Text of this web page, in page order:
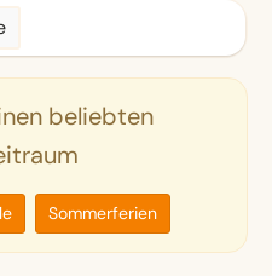
beliebten
Sommerferien